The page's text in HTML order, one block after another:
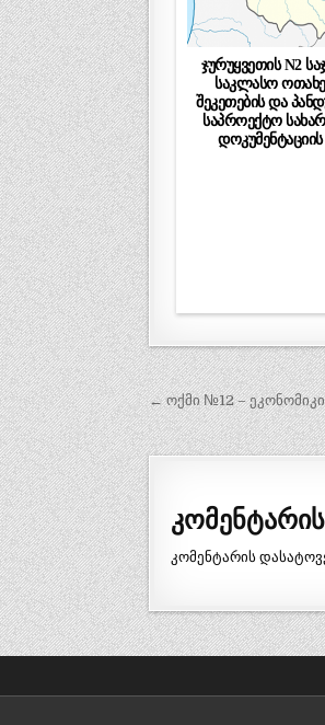
ჯურუყვეთის N2
საკლასო
შეკეთების და
საპროექტო
პოსტის
ნავიგაცია
← ოქმი №12 –
კომენტარის